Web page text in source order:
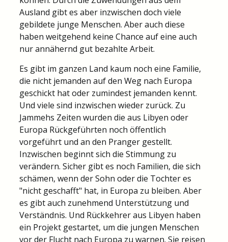
Ausland gibt es aber inzwischen doch viele
gebildete junge Menschen. Aber auch diese
haben weitgehend keine Chance auf eine auch
nur annähernd gut bezahlte Arbeit.
Es gibt im ganzen Land kaum noch eine Familie,
die nicht jemanden auf den Weg nach Europa
geschickt hat oder zumindest jemanden kennt.
Und viele sind inzwischen wieder zurück. Zu
Jammehs Zeiten wurden die aus Libyen oder
Europa Rückgeführten noch öffentlich
vorgeführt und an den Pranger gestellt.
Inzwischen beginnt sich die Stimmung zu
verändern. Sicher gibt es noch Familien, die sich
schämen, wenn der Sohn oder die Tochter es
"nicht geschafft" hat, in Europa zu bleiben. Aber
es gibt auch zunehmend Unterstützung und
Verständnis. Und Rückkehrer aus Libyen haben
ein Projekt gestartet, um die jungen Menschen
vor der Flucht nach Europa zu warnen. Sie reisen